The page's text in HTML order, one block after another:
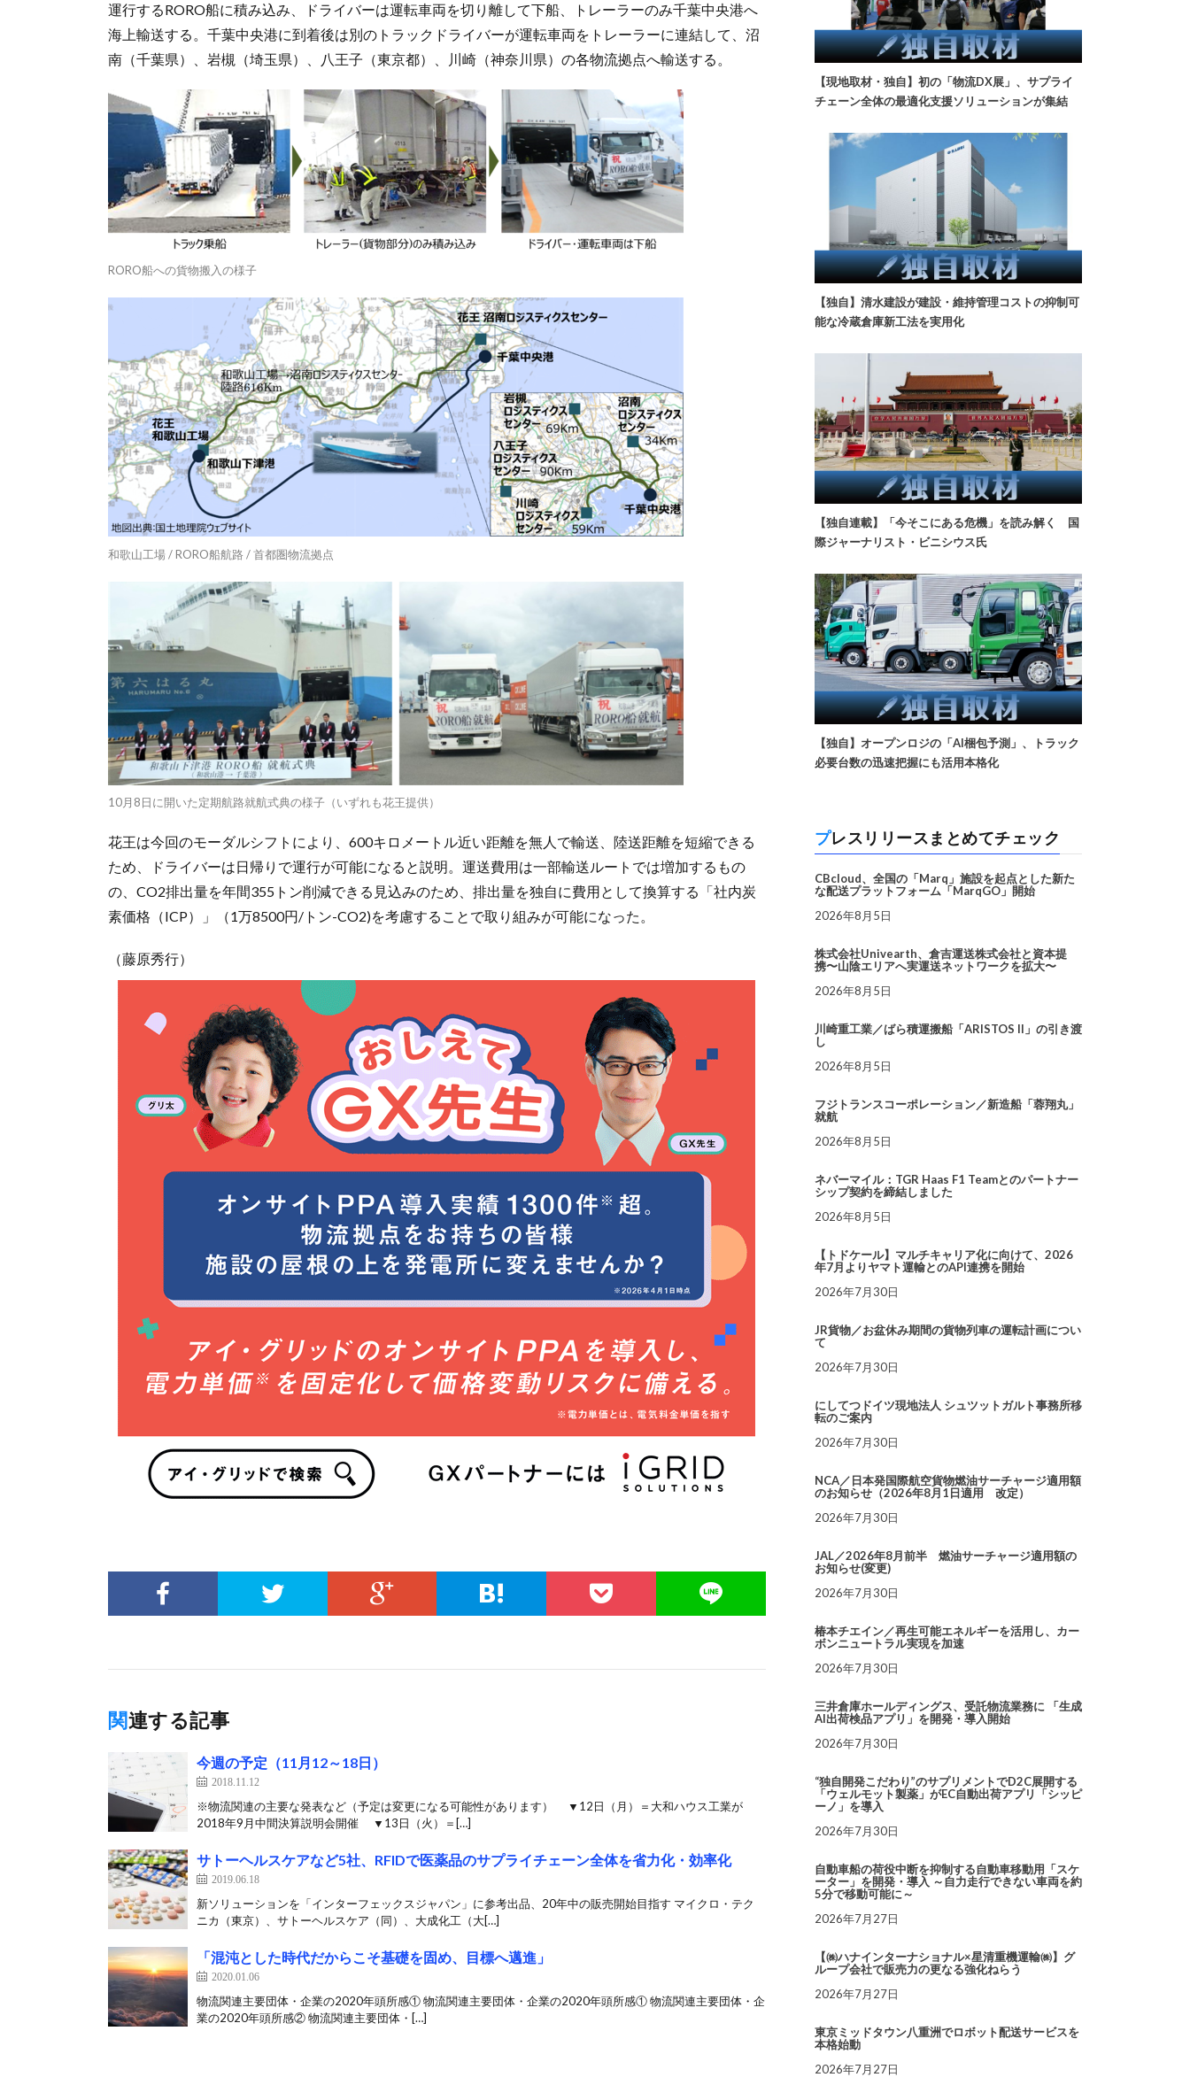
運行するRORO船に積み込み、ドライバーは運転車両を切り離して下船、トレーラーのみ千葉中央港へ
海上輸送する。千葉中央港に到着後は別のトラックドライバーが運転車両をトレーラーに連結して、沼
南（千葉県）、岩槻（埼玉県）、八王子（東京都）、川崎（神奈川県）の各物流拠点へ輸送する。
RORO船への貨物搬入の様子
和歌山工場 / RORO船航路 / 首都圏物流拠点
10月8日に開いた定期航路就航式典の様子（いずれも花王提供）
花王は今回のモーダルシフトにより、600キロメートル近い距離を無人で輸送、陸送距離を短縮できる
ため、ドライバーは日帰りで運行が可能になると説明。運送費用は一部輸送ルートでは増加するもの
の、CO2排出量を年間355トン削減できる見込みのため、排出量を独自に費用として換算する「社内炭
素価格（ICP）」（1万8500円/トン-CO2)を考慮することで取り組みが可能になった。
（藤原秀行）
関連する記事
今週の予定（11月12～18日）
2018.11.12
※物流関連の主要な発表など（予定は変更になる可能性があります） ▼12日（月）＝大和ハウス工業が
2018年9月中間決算説明会開催 ▼13日（火）＝[…]
サトーヘルスケアなど5社、RFIDで医薬品のサプライチェーン全体を省力化・効率化
2019.06.18
新ソリューションを「インターフェックスジャパン」に参考出品、20年中の販売開始目指す マイクロ・テク
ニカ（東京）、サトーヘルスケア（同）、大成化工（大[…]
「混沌とした時代だからこそ基礎を固め、目標へ邁進」
2020.01.06
物流関連主要団体・企業の2020年頭所感① 物流関連主要団体・企業の2020年頭所感① 物流関連主要団体・企
業の2020年頭所感② 物流関連主要団体・[…]
【現地取材・独自】初の「物流DX展」、サプライ
チェーン全体の最適化支援ソリューションが集結
【独自】清水建設が建設・維持管理コストの抑制可
能な冷蔵倉庫新工法を実用化
【独自連載】「今そこにある危機」を読み解く 国
際ジャーナリスト・ビニシウス氏
【独自】オープンロジの「AI梱包予測」、トラック
必要台数の迅速把握にも活用本格化
プレスリリースまとめてチェック
CBcloud、全国の「Marq」施設を起点とした新た
な配送プラットフォーム「MarqGO」開始
2026年8月5日
株式会社Univearth、倉吉運送株式会社と資本提
携〜山陰エリアへ実運送ネットワークを拡大〜
2026年8月5日
川崎重工業／ばら積運搬船「ARISTOS II」の引き渡
し
2026年8月5日
フジトランスコーポレーション／新造船「蓉翔丸」
就航
2026年8月5日
ネバーマイル：TGR Haas F1 Teamとのパートナー
シップ契約を締結しました
2026年8月5日
【トドケール】マルチキャリア化に向けて、2026
年7月よりヤマト運輸とのAPI連携を開始
2026年7月30日
JR貨物／お盆休み期間の貨物列車の運転計画につい
て
2026年7月30日
にしてつドイツ現地法人 シュツットガルト事務所移
転のご案内
2026年7月30日
NCA／日本発国際航空貨物燃油サーチャージ適用額
のお知らせ（2026年8月1日適用 改定）
2026年7月30日
JAL／2026年8月前半 燃油サーチャージ適用額の
お知らせ(変更)
2026年7月30日
椿本チエイン／再生可能エネルギーを活用し、カー
ボンニュートラル実現を加速
2026年7月30日
三井倉庫ホールディングス、受託物流業務に 「生成
AI出荷検品アプリ」を開発・導入開始
2026年7月30日
“独自開発こだわり”のサプリメントでD2C展開する
「ウェルモット製薬」がEC自動出荷アプリ「シッピ
ーノ」を導入
2026年7月30日
自動車船の荷役中断を抑制する自動車移動用「スケ
ーター」を開発・導入 ～自力走行できない車両を約
5分で移動可能に～
2026年7月27日
【㈱ハナインターナショナル×星清重機運輸㈱】グ
ループ会社で販売力の更なる強化ねらう
2026年7月27日
東京ミッドタウン八重洲でロボット配送サービスを
本格始動
2026年7月27日